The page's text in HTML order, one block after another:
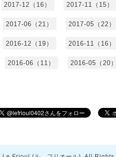
2017-12（16） 2017-11（15）
2017-06（21） 2017-05（22）
2016-12（19） 2016-11（16）
2016-06（11） 2016-05（20）